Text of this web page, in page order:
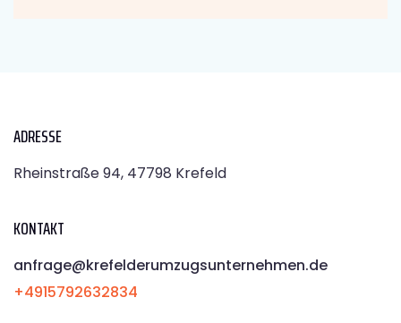
ADRESSE
Rheinstraße 94, 47798 Krefeld
KONTAKT
anfrage@krefelderumzugsunternehmen.de
+4915792632834